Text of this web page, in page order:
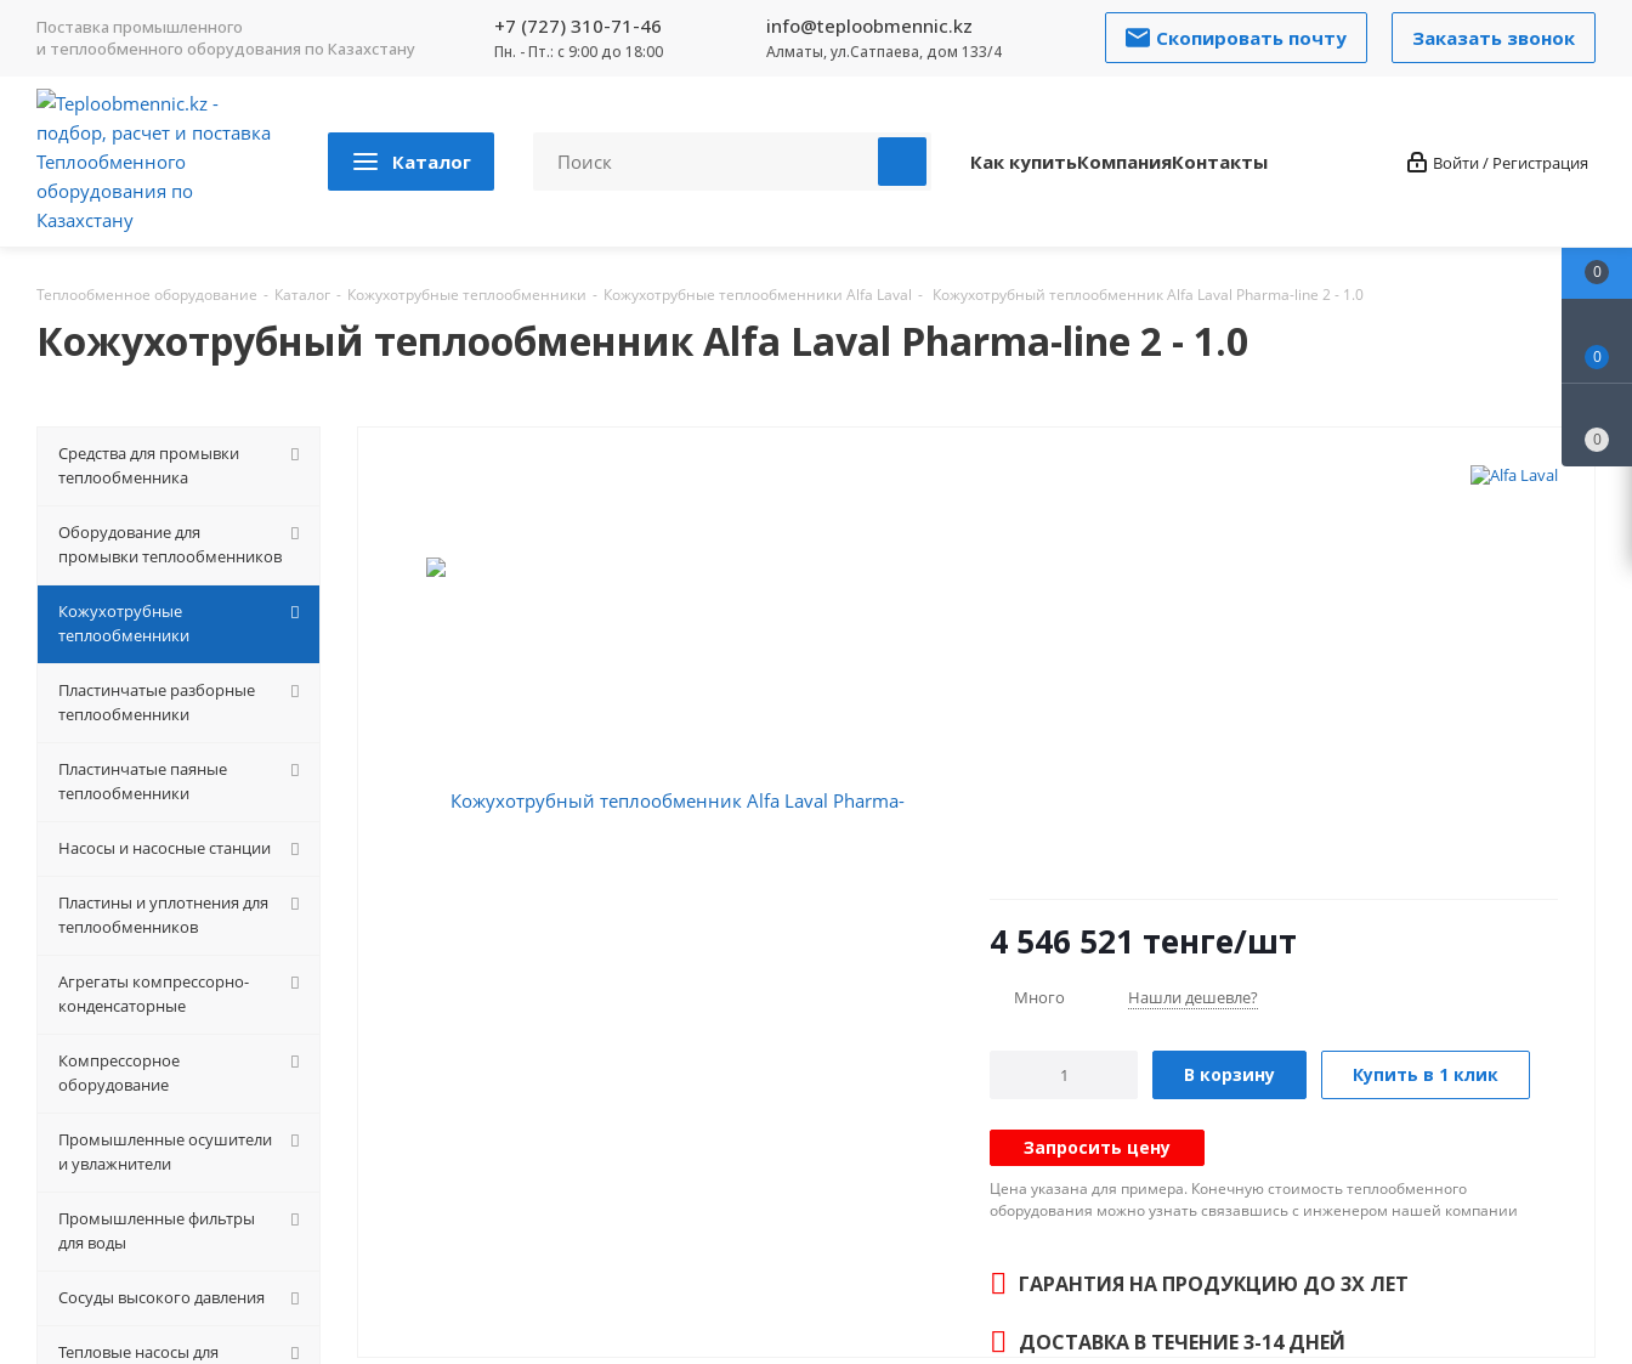
Поставка промышленного
и теплообменного оборудования по Казахстану
+7 (727) 310-71-46
Пн. - Пт.: с 9:00 до 18:00
info@teploobmennic.kz
Алматы, ул.Сатпаева, дом 133/4
Скопировать почту Заказать звонок
Каталог Как купитьКомпанияКонтакты Войти / Регистрация
Теплообменное оборудование - Каталог - Кожухотрубные теплообменники - Кожухотрубные теплообменники Alfa Laval - Кожухотрубный теплообменник Alfa Laval Pharma-line 2 - 1.0
Кожухотрубный теплообменник Alfa Laval Pharma-line 2 - 1.0
4 546 521 тенге/шт
Много Нашли дешевле?
В корзину Купить в 1 клик
Запросить цену
Цена указана для примера. Конечную стоимость теплообменного
оборудования можно узнать связавшись с инженером нашей компании
ГАРАНТИЯ НА ПРОДУКЦИЮ ДО 3Х ЛЕТ
ДОСТАВКА В ТЕЧЕНИЕ 3-14 ДНЕЙ
Средства для промывки
теплообменника
Оборудование для
промывки теплообменников
Кожухотрубные
теплообменники
Пластинчатые разборные
теплообменники
Пластинчатые паяные
теплообменники
Насосы и насосные станции
Пластины и уплотнения для
теплообменников
Агрегаты компрессорно-
конденсаторные
Компрессорное
оборудование
Промышленные осушители
и увлажнители
Промышленные фильтры
для воды
Сосуды высокого давления
Тепловые насосы для
0
0
0